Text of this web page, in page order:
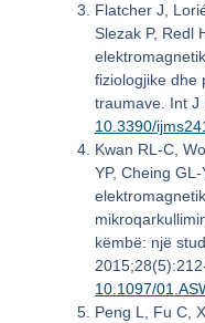
Flatcher J,
Slezak P, Redl
fiziologjike dhe
traumave. Int J
10.3390/
Kwan RL-C,
YP, Cheing
këmbë: një
10.1097/
Peng L, Fu C,